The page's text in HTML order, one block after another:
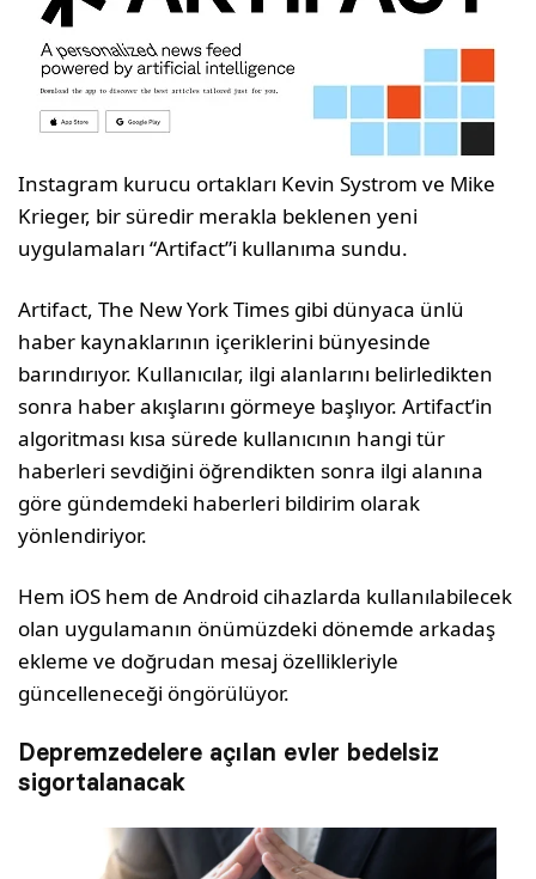
Instagram kurucu ortakları Kevin Systrom ve Mike
Krieger, bir süredir merakla beklenen yeni
uygulamaları “Artifact”i kullanıma sundu.
Artifact, The New York Times gibi dünyaca ünlü
haber kaynaklarının içeriklerini bünyesinde
barındırıyor. Kullanıcılar, ilgi alanlarını belirledikten
sonra haber akışlarını görmeye başlıyor. Artifact’in
algoritması kısa sürede kullanıcının hangi tür
haberleri sevdiğini öğrendikten sonra ilgi alanına
göre gündemdeki haberleri bildirim olarak
yönlendiriyor.
Hem iOS hem de Android cihazlarda kullanılabilecek
olan uygulamanın önümüzdeki dönemde arkadaş
ekleme ve doğrudan mesaj özellikleriyle
güncelleneceği öngörülüyor.
Depremzedelere açılan evler bedelsiz
sigortalanacak